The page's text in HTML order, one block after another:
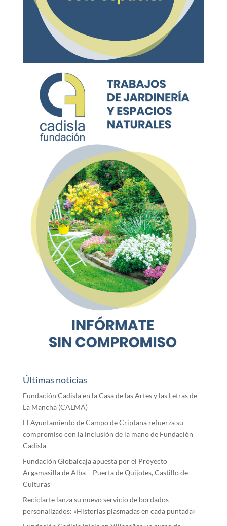
Últimas noticias
Fundación Cadisla en la Casa de las Artes y las Letras de
La Mancha (CALMA)
El Ayuntamiento de Campo de Criptana refuerza su
compromiso con la inclusión de la mano de Fundación
Cadisla
Fundación Globalcaja apuesta por el Proyecto
Argamasilla de Alba – Puerta de Quijotes, Castillo de
Culturas
Reciclarte lanza su nuevo servicio de bordados
personalizados: «Historias plasmadas en cada puntada»